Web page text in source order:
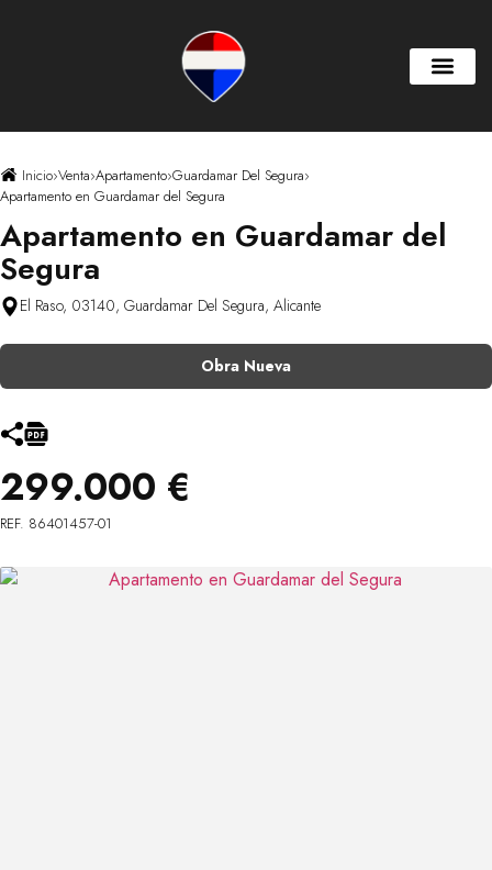
Inicio›Venta›Apartamento›Guardamar Del Segura›
Apartamento en Guardamar del Segura
Apartamento en Guardamar del
Segura
El Raso, 03140, Guardamar Del Segura, Alicante
Obra Nueva
299.000 €
REF. 86401457-01